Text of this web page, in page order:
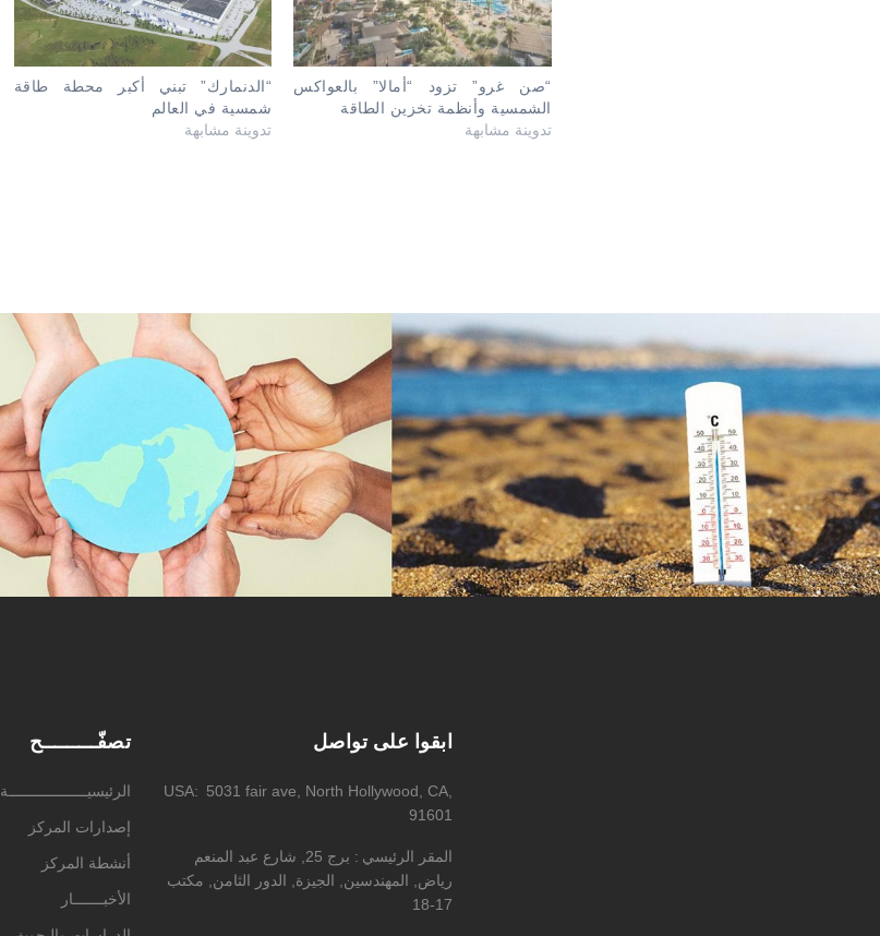
“الدنمارك” تبني أكبر محطة طاقة
شمسية في العالم
تدوينة مشابهة
“صن غرو” تزود “أمالا” بالعواكس
الشمسية وأنظمة تخزين الطاقة
تدوينة مشابهة
تصفّـــــــــح
الرئيسيــــــــــــــــــة
إصدارات المركز
أنشطة المركز
الأخبـــــــار
ابقوا على تواصل
USA
5031 fair ave, North Hollywood, CA,
91601
المقر الرئيسي
برج 25, شارع عبد المنعم
رياض, المهندسين, الجيزة, الدور الثامن, مكتب
17-18